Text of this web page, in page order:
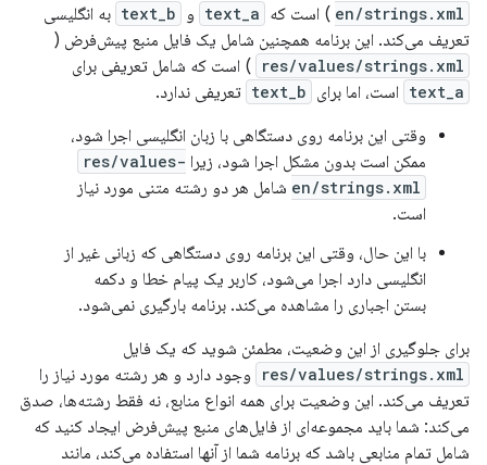
en/strings.xml ) است که text_a و text_b به انگلیسی
تعریف می‌کند. این برنامه همچنین شامل یک فایل منبع پیش‌فرض (
res/values/strings.xml ) است که شامل تعریفی برای
text_a است، اما برای text_b تعریفی ندارد.
وقتی این برنامه روی دستگاهی با زبان انگلیسی اجرا شود،
ممکن است بدون مشکل اجرا شود، زیرا res/values-
en/strings.xml شامل هر دو رشته متنی مورد نیاز
است.
با این حال، وقتی این برنامه روی دستگاهی که زبانی غیر از
انگلیسی دارد اجرا می‌شود، کاربر یک پیام خطا و دکمه
بستن اجباری را مشاهده می‌کند. برنامه بارگیری نمی‌شود.
برای جلوگیری از این وضعیت، مطمئن شوید که یک فایل
res/values/strings.xml
وجود دارد و هر رشته مورد نیاز را
تعریف می‌کند. این وضعیت برای همه انواع منابع، نه فقط رشته‌ها، صدق
می‌کند: شما باید مجموعه‌ای از فایل‌های منبع پیش‌فرض ایجاد کنید که
شامل تمام منابعی باشد که برنامه شما از آنها استفاده می‌کند، مانند